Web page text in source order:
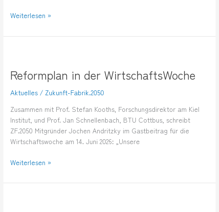
Weiterlesen »
Reformplan in der WirtschaftsWoche
Aktuelles / Zukunft-Fabrik.2050
Zusammen mit Prof. Stefan Kooths, Forschungsdirektor am Kiel
Institut, und Prof. Jan Schnellenbach, BTU Cottbus, schreibt
ZF.2050 Mitgründer Jochen Andritzky im Gastbeitrag für die
Wirtschaftswoche am 14. Juni 2026: „Unsere
der
WirtschaftsWoche
Weiterlesen »